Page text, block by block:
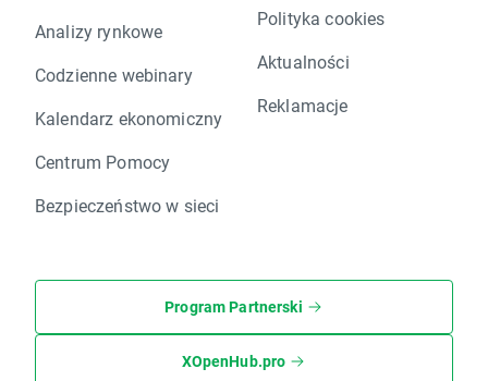
Analizy rynkowe
Codzienne webinary
Kalendarz ekonomiczny
Centrum Pomocy
Bezpieczeństwo w sieci
Polityka cookies
Aktualności
Reklamacje
Program Partnerski
XOpenHub.pro